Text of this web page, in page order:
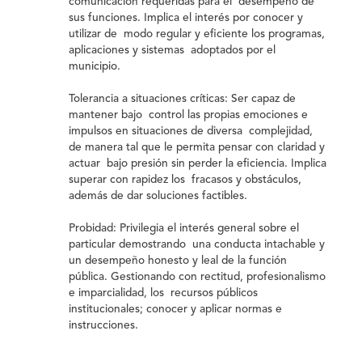
comunicación requeridas para el desempeño de
sus funciones. Implica el interés por conocer y
utilizar de modo regular y eficiente los programas,
aplicaciones y sistemas adoptados por el
municipio.
Tolerancia a situaciones críticas: Ser capaz de
mantener bajo control las propias emociones e
impulsos en situaciones de diversa complejidad,
de manera tal que le permita pensar con claridad y
actuar bajo presión sin perder la eficiencia. Implica
superar con rapidez los fracasos y obstáculos,
además de dar soluciones factibles.
Probidad: Privilegia el interés general sobre el
particular demostrando una conducta intachable y
un desempeño honesto y leal de la función
pública. Gestionando con rectitud, profesionalismo
e imparcialidad, los recursos públicos
institucionales; conocer y aplicar normas e
instrucciones.